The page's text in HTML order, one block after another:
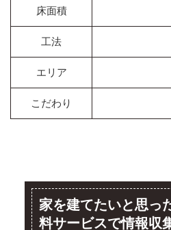
床面積
工法
エリア
こだわり
家を建てたいと思っ
料サービスで情報収